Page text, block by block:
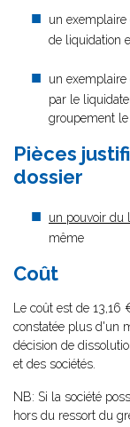
un exemplaire
de liquidation
un
par le
groupement
Pièces
dossier
un pouvoir du
même
Coût
Le coût est de
constatée plus d'un
décision de
et des sociétés.
NB: Si la société
hors du ressort du